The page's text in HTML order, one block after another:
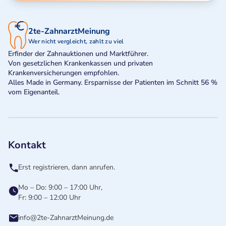
2te-ZahnarztMeinung
Wer nicht vergleicht, zahlt zu viel
Erfinder der Zahnauktionen und Marktführer.
Von gesetzlichen Krankenkassen und privaten
Krankenversicherungen empfohlen.
Alles Made in Germany. Ersparnisse der Patienten im Schnitt 56 %
vom Eigenanteil.
Kontakt
Erst registrieren, dann anrufen.
Mo – Do: 9:00 – 17:00 Uhr,
Fr: 9:00 – 12:00 Uhr
info@2te-ZahnarztMeinung.de